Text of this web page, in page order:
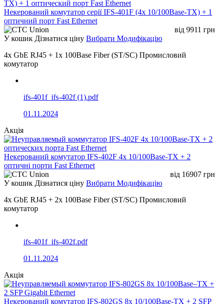
Некерований комутатор серії IFS-401F (4x 10/100Base-TX) + 1
оптичний порт Fast Ethernet
від 9911 грн
У кошик Дізнатися ціну Вибрати Модифікацію
4x GbE RJ45 + 1x 100Base Fiber (ST/SC) Промисловий
комутатор
ifs-401f_ifs-402f (1).pdf
01.11.2024
Акція
Некерований комутатор IFS-402F 4x 10/100Base-TX + 2
оптичні порти Fast Ethernet
від 16907 грн
У кошик Дізнатися ціну Вибрати Модифікацію
4x GbE RJ45 + 2x 100Base Fiber (ST/SC) Промисловий
комутатор
ifs-401f_ifs-402f.pdf
01.11.2024
Акція
Некерований комутатор IFS-802GS 8x 10/100Base-TX + 2 SFP